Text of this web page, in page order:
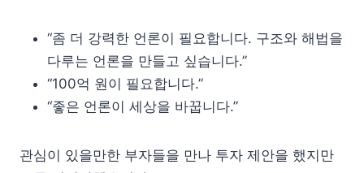
“좀 더 강력한 언론이 필요합니다. 구조와 해법을
다루는 언론을 만들고 싶습니다.”
“100억 원이 필요합니다.”
“좋은 언론이 세상을 바꿉니다.”
관심이 있을만한 부자들을 만나 투자 제안을 했지만